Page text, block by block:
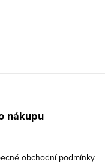
nákupu
obchodní podmínky